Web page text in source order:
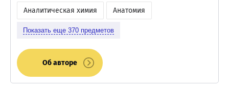
Аналитическая химия Анатомия
Показать еще 370 предметов
Об авторе